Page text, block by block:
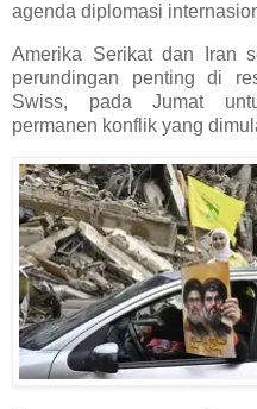
agenda diplomasi
Amerika Serikat dan Iran
perundingan penting di
Swiss, pada Jumat
permanen konflik yang